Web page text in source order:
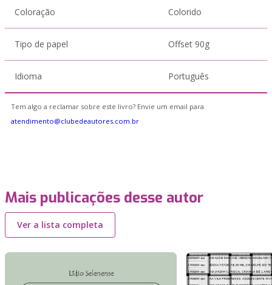
Coloração Colorido
Tipo de papel Offset 90g
Idioma Português
Tem algo a reclamar sobre este livro? Envie um email para
atendimento@clubedeautores.com.br
Mais publicações desse autor
Ver a lista completa